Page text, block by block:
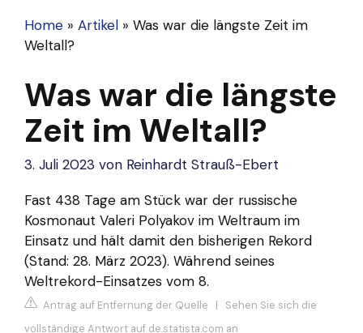
Home » Artikel » Was war die längste Zeit im
Weltall?
Was war die längste
Zeit im Weltall?
3. Juli 2023 von Reinhardt Strauß-Ebert
Fast 438 Tage am Stück war der russische
Kosmonaut Valeri Polyakov im Weltraum im
Einsatz und hält damit den bisherigen Rekord
(Stand: 28. März 2023). Während seines
Weltrekord-Einsatzes vom 8.
Antrag auf Entfernung der Quelle | Sehen Sie sich die
vollständige Antwort auf de.statista.com an